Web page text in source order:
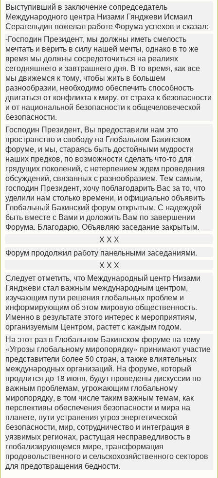
Выступивший в заключение сопредседатель
Международного центра Низами Гянджеви Исмаил
Серагельдин пожелал работе Форума успехов и сказал:
-Господин Президент, мы должны иметь смелость
мечтать и верить в силу нашей мечты, однако в то же
время мы должны сосредоточиться на реалиях
сегодняшнего и завтрашнего дня. В то время, как все
мы движемся к тому, чтобы жить в большем
разнообразии, необходимо обеспечить способность
двигаться от конфликта к миру, от страха к безопасности
и от национальной безопасности к общечеловеческой
безопасности.
Господин Президент, Вы предоставили нам это
пространство и свободу на Глобальном Бакинском
форуме, и мы, стараясь быть достойными мудрости
наших предков, по возможности сделать что-то для
грядущих поколений, с нетерпением ждем проведения
обсуждений, связанных с разнообразием. Тем самым,
господин Президент, хочу поблагодарить Вас за то, что
уделили нам столько времени, и официально объявить
Глобальный Бакинский форум открытым. С надеждой
быть вместе с Вами и доложить Вам по завершении
Форума. Благодарю. Объявляю заседание закрытым.
Х Х Х
Форум продолжил работу панельными заседаниями.
Х Х Х
Следует отметить, что Международный центр Низами
Гянджеви стал важным международным центром,
изучающим пути решения глобальных проблем и
информирующим об этом мировую общественность.
Именно в результате этого интерес к мероприятиям,
организуемым Центром, растет с каждым годом.
На этот раз в Глобальном Бакинском форуме на тему
«Угрозы глобальному миропорядку» принимают участие
представители более 50 стран, а также влиятельных
международных организаций. На форуме, который
продлится до 18 июня, будут проведены дискуссии по
важным проблемам, угрожающим глобальному
миропорядку, в том числе таким важным темам, как
перспективы обеспечения безопасности и мира на
планете, пути устранения угроз энергетической
безопасности, мир, сотрудничество и интеграция в
уязвимых регионах, растущая несправедливость в
глобализирующемся мире, трансформация
продовольственного и сельскохозяйственного секторов
для предотвращения бедности.